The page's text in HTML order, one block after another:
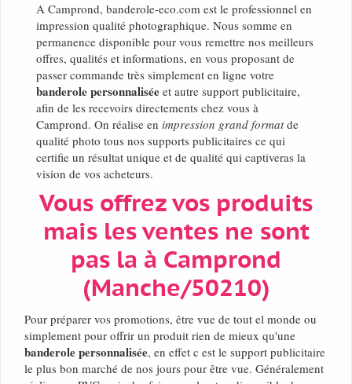
A Camprond, banderole-eco.com est le professionnel en
impression qualité photographique. Nous somme en
permanence disponible pour vous remettre nos meilleurs
offres, qualités et informations, en vous proposant de
passer commande très simplement en ligne votre
banderole personnalisée et autre support publicitaire,
afin de les recevoirs directements chez vous à
Camprond. On réalise en impression grand formatde
qualité photo tous nos supports publicitaires ce qui
certifie un résultat unique et de qualité qui captiveras la
vision de vos acheteurs.
Vous offrez vos produits
mais les ventes ne sont
pas la à Camprond
(Manche/50210)
Pour préparer vos promotions, être vue de tout el monde ou
simplement pour offrir un produit rien de mieux qu'une
banderole personnalisée, en effet c est le support publicitaire
le plus bon marché de nos jours pour être vue. Généralement